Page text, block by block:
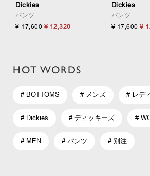
Dickies
パンツ
¥ 17,600 ¥ 12,320
Dickies
パンツ
¥ 17,600 ¥
HOT WORDS
# BOTTOMS # メンズ # レデ
# Dickies # ディッキーズ #
# MEN # パンツ # 別注